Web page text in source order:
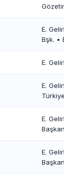
E.
Bşk. •
E.
E.
E.
E.